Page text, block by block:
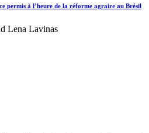
permis à l’heure de la réforme agraire au Brésil
Lena Lavinas